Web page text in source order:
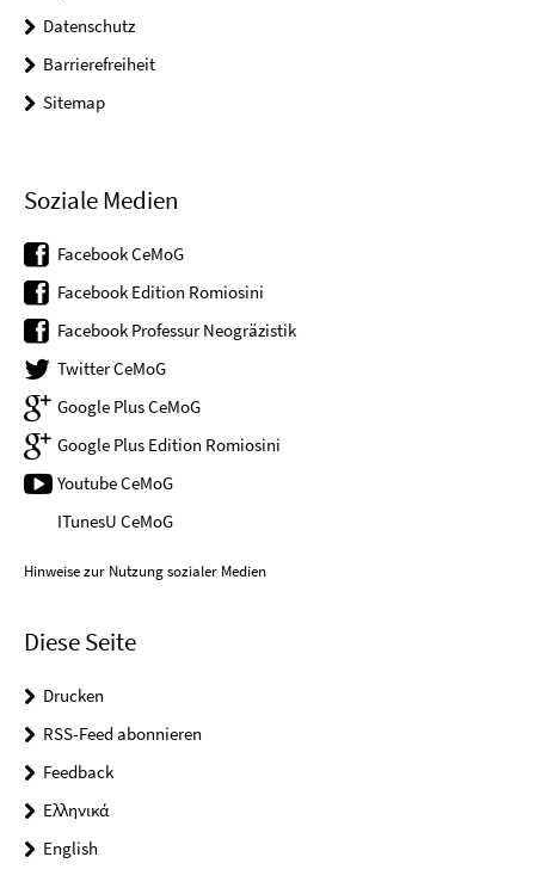
Datenschutz
Barrierefreiheit
Sitemap
Soziale Medien
Facebook CeMoG
Facebook Edition Romiosini
Facebook Professur Neogräzistik
Twitter CeMoG
Google Plus CeMoG
Google Plus Edition Romiosini
Youtube CeMoG
ITunesU CeMoG
Hinweise zur Nutzung sozialer Medien
Diese Seite
Drucken
RSS-Feed abonnieren
Feedback
Ελληνικά
English